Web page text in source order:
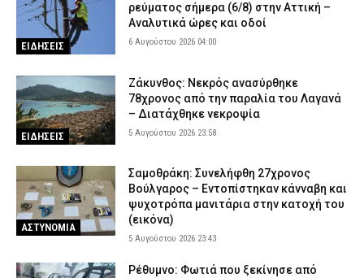
ΕΙΔΗΣΕΙΣ
ρεύματος σήμερα (6/8) στην Αττική –
Αναλυτικά ώρες και οδοί
6 Αυγούστου 2026 04:00
ΕΙΔΗΣΕΙΣ
Ζάκυνθος: Νεκρός ανασύρθηκε
78χρονος από την παραλία του Λαγανά
– Διατάχθηκε νεκροψία
5 Αυγούστου 2026 23:58
ΑΣΤΥΝΟΜΙΑ
Σαμοθράκη: Συνελήφθη 27χρονος
Βούλγαρος – Εντοπίστηκαν κάνναβη και
ψυχοτρόπα μανιτάρια στην κατοχή του
(εικόνα)
5 Αυγούστου 2026 23:43
Ρέθυμνο: Φωτιά που ξεκίνησε από